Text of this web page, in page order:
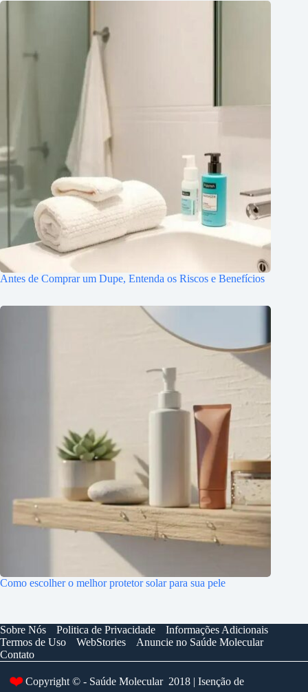
Antes de Comprar um Dupe, Entenda os Riscos e Benefícios
Como escolher o melhor protetor solar para sua pele
Sobre Nós Politica de Privacidade
Informações Adicionais
Termos de Uso
WebStories
Anuncie no Saúde Molecular
Contato
❤️Copyright © - Saúde Molecular 2018 | Isenção de